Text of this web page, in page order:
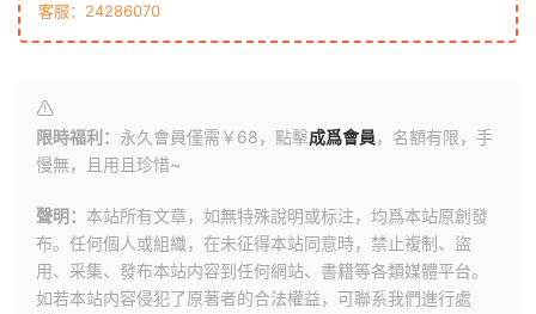
客服：24286070
限時福利： 永久會員僅需￥68，點擊成爲會員，名額有限，手
慢無，且用且珍惜~
聲明： 本站所有文章，如無特殊說明或标注，均爲本站原創發
布。任何個人或組織，在未征得本站同意時，禁止複制、盜
用、采集、發布本站内容到任何網站、書籍等各類媒體平台。
如若本站内容侵犯了原著者的合法權益，可聯系我們進行處